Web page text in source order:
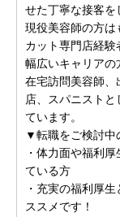
せた丁寧な接客を
現役美容師の方は
カット専門店経験
幅広いキャリアの
在宅訪問美容師、
店、スパニスト
ています。
▼転職をご検討中
・体力面や福利
ている方
・充実の福利厚
ススメです！